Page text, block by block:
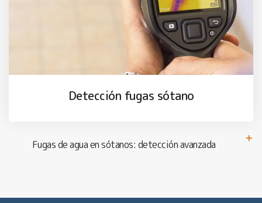
Detección fugas sótano
Fugas de agua en sótanos: detección avanzada